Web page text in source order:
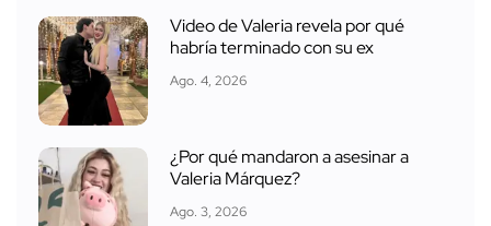
Video de Valeria revela por qué
habría terminado con su ex
Ago. 4, 2026
¿Por qué mandaron a asesinar a
Valeria Márquez?
Ago. 3, 2026